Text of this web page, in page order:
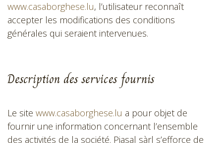
www.casaborghese.lu, l’utilisateur reconnaît
accepter les modifications des conditions
générales qui seraient intervenues.
Description des services fournis
Le site www.casaborghese.lu a pour objet de
fournir une information concernant l’ensemble
des activités de la société. Piasal sàrl s’efforce de